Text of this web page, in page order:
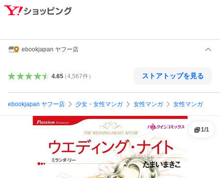
ebookjapan ヤフー店
4.65（4,567件） ストアトップを見る
ebookjapan ヤフー店 少女・女性マンガ 女性マンガ 女性マンガ
1/1